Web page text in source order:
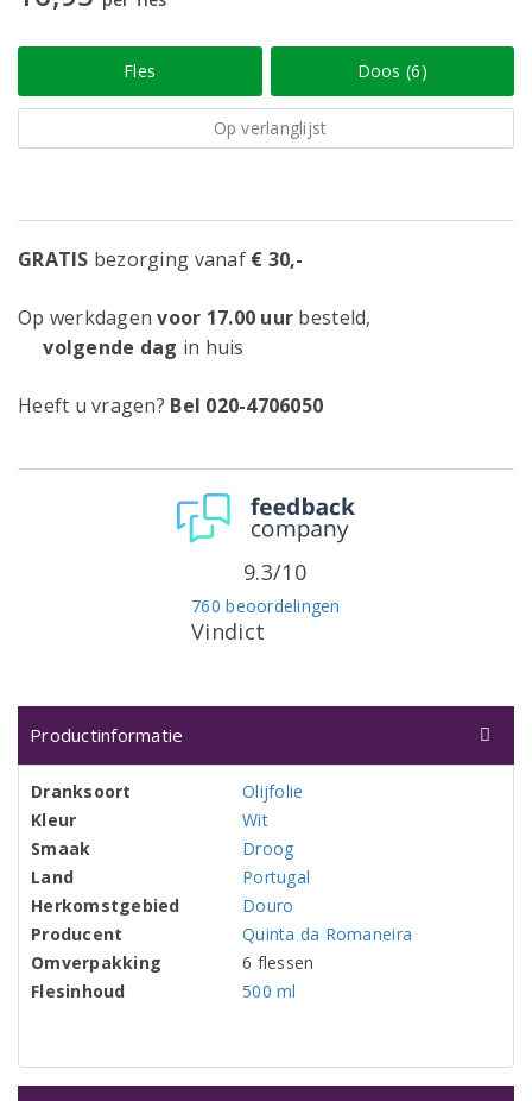
Fles Doos (6)
Op verlanglijst
GRATIS bezorging vanaf € 30,-
Op werkdagenvoor 17.00 uur besteld,
volgende dag in huis
Heeft u vragen? Bel 020-4706050
Vindict
760 beoordelingen
9.3/10
Productinformatie
Dranksoort
Olijfolie
Kleur
Wit
Smaak
Droog
Land
Portugal
Herkomstgebied
Douro
Producent
Quinta da Romaneira
Omverpakking
6 flessen
Flesinhoud
500 ml